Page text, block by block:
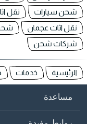
شحن سيارات
نقل
نقل اثاث عجمان
شركات شحن
الرئيسية خدمات
مساعدة